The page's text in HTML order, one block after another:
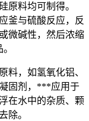
原料均可制得。
釜与硫酸反应，反
微碱性，然后浓缩
料，如氢氧化铝、
固剂，***应用于
在水中的杂质、颗
除。